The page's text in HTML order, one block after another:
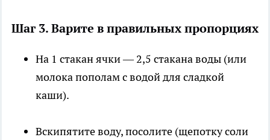
Шаг 3. Варите в правильных пропорциях
На 1 стакан ячки — 2,5 стакана воды (или
молока пополам с водой для сладкой
каши).
Вскипятите воду, посолите (щепотку соли